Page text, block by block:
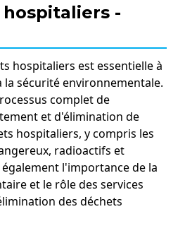
-
hospitaliers est essentielle à
la sécurité environnementale.
complet de
et d'élimination de
hospitaliers, y compris les
radioactifs et
l'importance de la
et le rôle des services
des déchets